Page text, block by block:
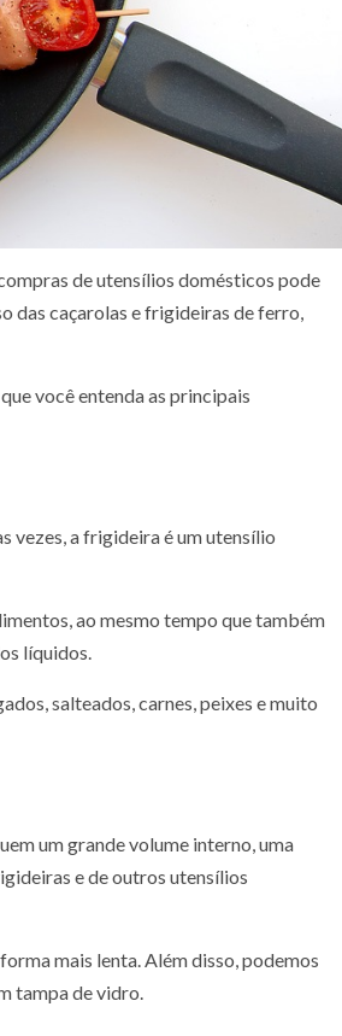
de utensílios domésticos pode
das caçarolas e frigideiras de ferro,
você entenda as principais
vezes, a frigideira é um utensílio
ao mesmo tempo que também
líquidos.
salteados, carnes, peixes e muito
um grande volume interno, uma
e de outros utensílios
mais lenta. Além disso, podemos
tampa de vidro.